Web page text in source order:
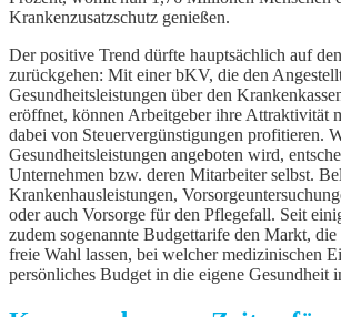
Krankenzusatzschutz genießen.
Der positive Trend dürfte hauptsächlich auf
zurückgehen: Mit einer bKV, die den
Gesundheitsleistungen über den
eröffnet, können Arbeitgeber ihre Attraktivität
dabei von Steuervergünstigungen profitieren.
Gesundheitsleistungen angeboten wird,
Unternehmen bzw. deren Mitarbeiter selbst.
Krankenhausleistungen,
oder auch Vorsorge für den Pflegefall. Seit
zudem sogenannte Budgettarife den Markt,
freie Wahl lassen, bei welcher medizinischen
persönliches Budget in die eigene Gesundheit